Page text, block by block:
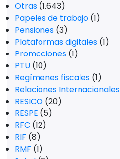
Otras (1.643)
Papeles de trabajo (1)
Pensiones (3)
Plataformas digitales (1)
Promociones (1)
PTU (10)
Regímenes fiscales (1)
Relaciones Internacionales
RESICO (20)
RESPE (5)
RFC (12)
RIF (8)
RMF (1)